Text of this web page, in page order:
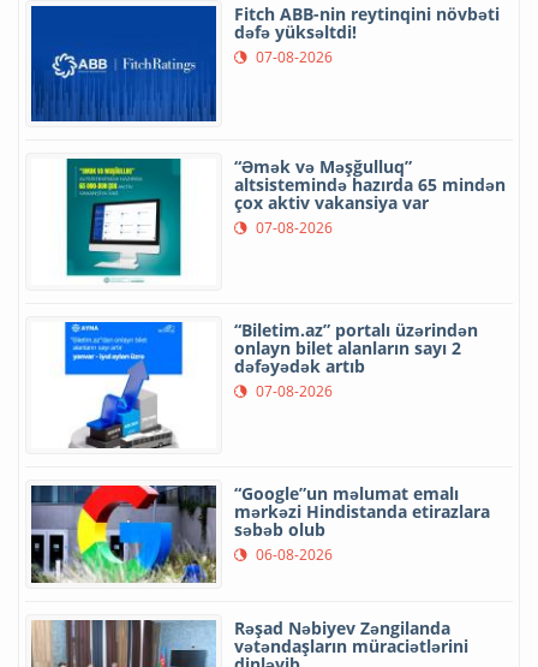
Fitch ABB-nin reytinqini növbəti
dəfə yüksəltdi!
07-08-2026
“Əmək və Məşğulluq”
altsistemində hazırda 65 mindən
çox aktiv vakansiya var
07-08-2026
“Biletim.az” portalı üzərindən
onlayn bilet alanların sayı 2
dəfəyədək artıb
07-08-2026
“Google”un məlumat emalı
mərkəzi Hindistanda etirazlara
səbəb olub
06-08-2026
Rəşad Nəbiyev Zəngilanda
vətəndaşların müraciətlərini